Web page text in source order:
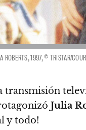
1997, © TRISTAR/
transmisión
Julia
y todo!